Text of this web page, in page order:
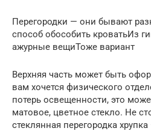
Перегородки — они бывают
способ обособить кроватьИз
ажурные вещиТоже вариант
Верхняя часть может быть
вам хочется физического
потерь освещенности, это
матовое, цветное стекло. Не
стеклянная перегородка